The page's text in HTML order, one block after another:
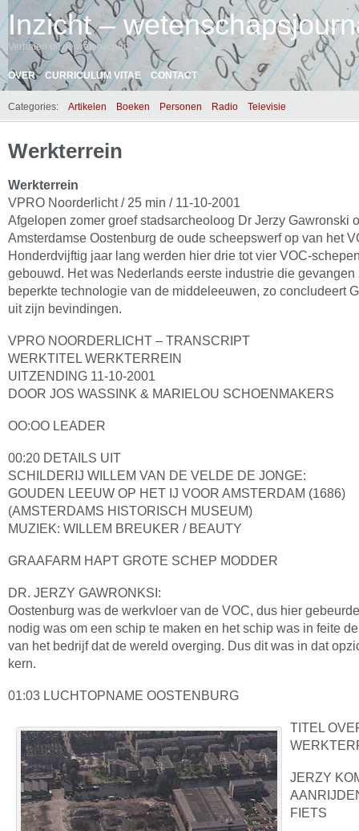
Inzicht –
Verhalen uit de wetenschap
OVER CURRICULUM VITAE CONTACT
Categories: Artikelen Boeken Personen Radio Televisie
Werkterrein
Werkterrein
VPRO Noorderlicht / 25 min / 11-10-2001
Afgelopen zomer groef stadsarcheoloog Dr Jerzy Gawronski
Amsterdamse Oostenburg de oude scheepswerf op van het
Honderdvijftig jaar lang werden hier drie tot vier VOC-
gebouwd. Het was Nederlands eerste industrie die gevangen
beperkte technologie van de middeleeuwen, zo concludeert
uit zijn bevindingen.
VPRO NOORDERLICHT – TRANSCRIPT
WERKTITEL WERKTERREIN
UITZENDING 11-10-2001
DOOR JOS WASSINK & MARIELOU SCHOENMAKERS
OO:OO LEADER
00:20 DETAILS UIT
SCHILDERIJ WILLEM VAN DE VELDE DE JONGE:
GOUDEN LEEUW OP HET IJ VOOR AMSTERDAM (1686)
(AMSTERDAMS HISTORISCH MUSEUM)
MUZIEK: WILLEM BREUKER / BEAUTY
GRAAFARM HAPT GROTE SCHEP MODDER
DR. JERZY GAWRONKSI:
Oostenburg was de werkvloer van de VOC, dus hier
nodig was om een schip te maken en het schip was in feite
van het bedrijf dat de wereld overging. Dus dit was in dat
kern.
01:03 LUCHTOPNAME OOSTENBURG
TITEL
JERZY
FIETS